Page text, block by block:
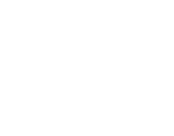
Du som är Menigo-